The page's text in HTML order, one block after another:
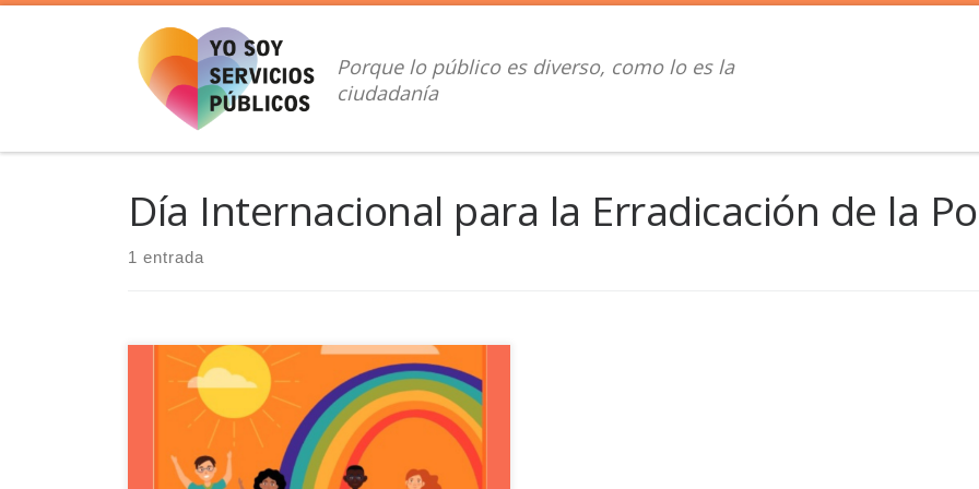
Saltar al contenido
Porque lo público es diverso, como lo es la
ciudadanía
Día Internacional para la Erradicación de la
1 entrada
El proyecto de AULA INTERCULTURAL de UGT
Servicios Públicos trabaja para erradicar la pobreza y
acortar las brechas de desigualdad existentes en